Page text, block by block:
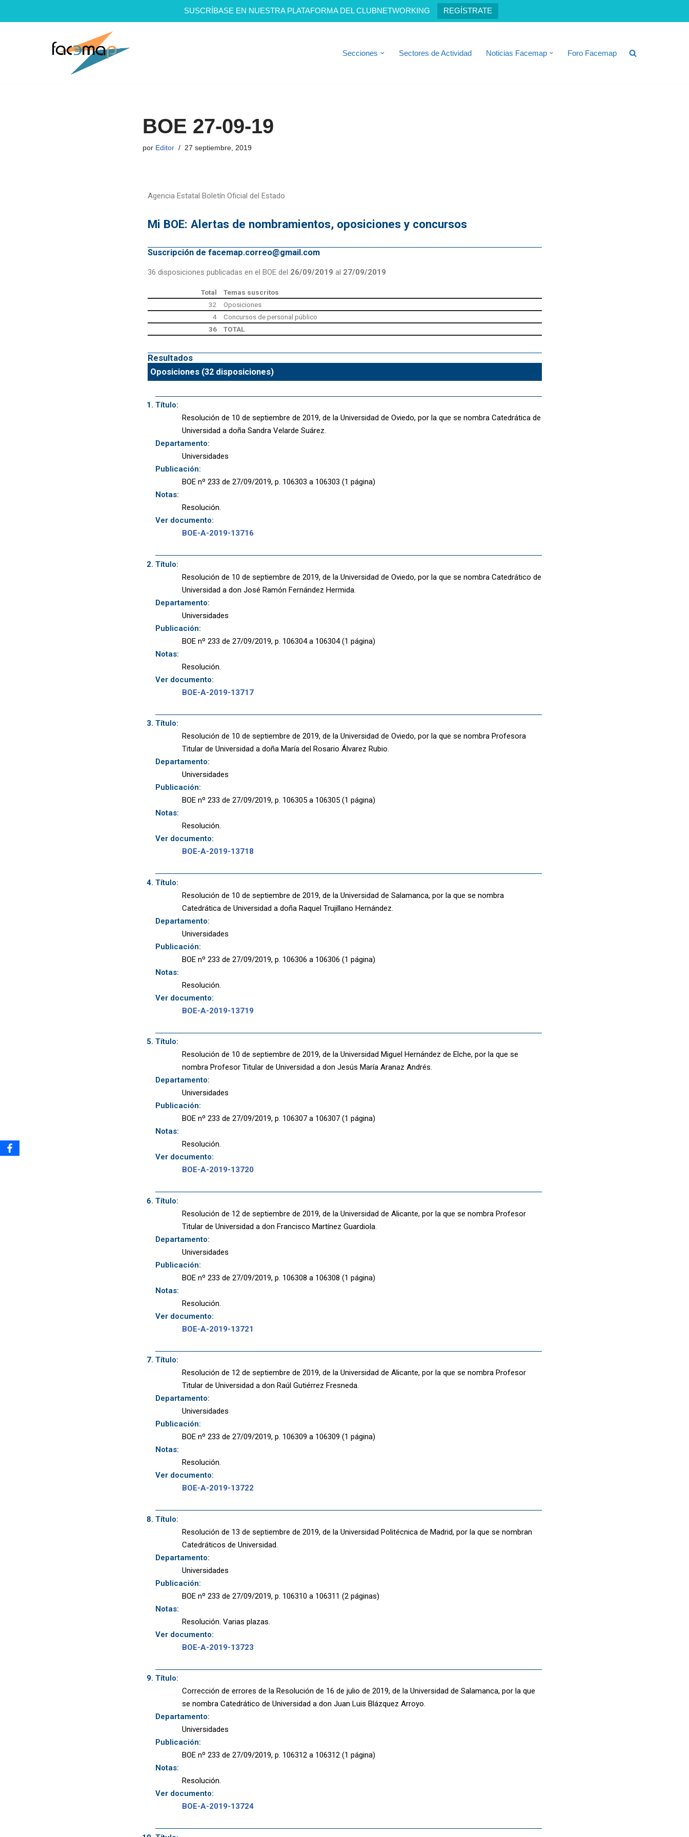
SUSCRÍBASE EN NUESTRA PLATAFORMA DEL CLUBNETWORKING REGÍSTRATE
Secciones Sectores de Actividad Noticias Facemap Foro Facemap
BOE 27-09-19
por Editor 27 septiembre, 2019
Agencia Estatal Boletín Oficial del Estado
Mi BOE: Alertas de nombramientos, oposiciones y concursos
Suscripción de facemap.correo@gmail.com
36 disposiciones publicadas en el BOE del 26/09/2019 al 27/09/2019
Total
Temas suscritos
32
Oposiciones
4
Concursos de personal público
36
TOTAL
Resultados
Oposiciones (32 disposiciones)
Título:
Resolución de 10 de septiembre de 2019, de la Universidad de Oviedo, por la que se nombra Catedrática de
Universidad a doña Sandra Velarde Suárez.
Departamento:
Universidades
Publicación:
BOE nº 233 de 27/09/2019, p. 106303 a 106303 (1 página)
Notas:
Resolución.
Ver documento:
BOE-A-2019-13716
Título:
Resolución de 10 de septiembre de 2019, de la Universidad de Oviedo, por la que se nombra Catedrático de
Universidad a don José Ramón Fernández Hermida.
Departamento:
Universidades
Publicación:
BOE nº 233 de 27/09/2019, p. 106304 a 106304 (1 página)
Notas:
Resolución.
Ver documento:
BOE-A-2019-13717
Título:
Resolución de 10 de septiembre de 2019, de la Universidad de Oviedo, por la que se nombra Profesora
Titular de Universidad a doña María del Rosario Álvarez Rubio.
Departamento:
Universidades
Publicación:
BOE nº 233 de 27/09/2019, p. 106305 a 106305 (1 página)
Notas:
Resolución.
Ver documento:
BOE-A-2019-13718
Título:
Resolución de 10 de septiembre de 2019, de la Universidad de Salamanca, por la que se nombra
Catedrática de Universidad a doña Raquel Trujillano Hernández.
Departamento:
Universidades
Publicación:
BOE nº 233 de 27/09/2019, p. 106306 a 106306 (1 página)
Notas:
Resolución.
Ver documento:
BOE-A-2019-13719
Título:
Resolución de 10 de septiembre de 2019, de la Universidad Miguel Hernández de Elche, por la que se
nombra Profesor Titular de Universidad a don Jesús María Aranaz Andrés.
Departamento:
Universidades
Publicación:
BOE nº 233 de 27/09/2019, p. 106307 a 106307 (1 página)
Notas:
Resolución.
Ver documento:
BOE-A-2019-13720
Título:
Resolución de 12 de septiembre de 2019, de la Universidad de Alicante, por la que se nombra Profesor
Titular de Universidad a don Francisco Martínez Guardiola.
Departamento:
Universidades
Publicación:
BOE nº 233 de 27/09/2019, p. 106308 a 106308 (1 página)
Notas:
Resolución.
Ver documento:
BOE-A-2019-13721
Título:
Resolución de 12 de septiembre de 2019, de la Universidad de Alicante, por la que se nombra Profesor
Titular de Universidad a don Raúl Gutiérrez Fresneda.
Departamento:
Universidades
Publicación:
BOE nº 233 de 27/09/2019, p. 106309 a 106309 (1 página)
Notas:
Resolución.
Ver documento:
BOE-A-2019-13722
Título:
Resolución de 13 de septiembre de 2019, de la Universidad Politécnica de Madrid, por la que se nombran
Catedráticos de Universidad.
Departamento:
Universidades
Publicación:
BOE nº 233 de 27/09/2019, p. 106310 a 106311 (2 páginas)
Notas:
Resolución. Varias plazas.
Ver documento:
BOE-A-2019-13723
Título:
Corrección de errores de la Resolución de 16 de julio de 2019, de la Universidad de Salamanca, por la que
se nombra Catedrático de Universidad a don Juan Luis Blázquez Arroyo.
Departamento:
Universidades
Publicación:
BOE nº 233 de 27/09/2019, p. 106312 a 106312 (1 página)
Notas:
Resolución.
Ver documento:
BOE-A-2019-13724